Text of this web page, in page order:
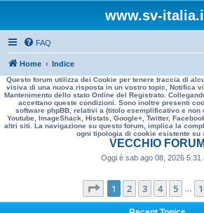
www.sv-
FAQ
Home Indice
Questo forum utilizza dei Cookie per tenere traccia di
visiva di una nuova risposta in un vostro topic, Notifica
Mantenimento dello stato Online del Registrato.
accettano queste condizioni. Sono inoltre presenti
software phpBB, relativi a (titolo esemplificativo e non
Youtube, ImageShack, Histats, Google+, Twitter,
altri siti. La navigazione su questo forum, implica la
ogni tipologia di cookie esistente su
VECCHIO FORUM
Oggi è sab ago 08, 2026 5:31
Pagina di 100
1 2 3 4 5